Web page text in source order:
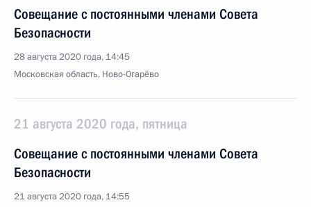
Совещание с постоянными членами Совета
Безопасности
28 августа 2020 года, 14:45
Московская область, Ново-Огарёво
21 августа 2020 года, пятница
Совещание с постоянными членами Совета
Безопасности
21 августа 2020 года, 14:55